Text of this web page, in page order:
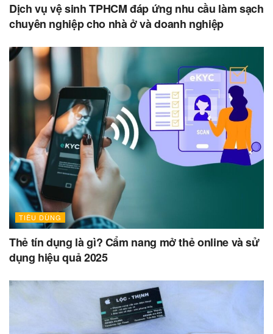
Dịch vụ vệ sinh TPHCM đáp ứng nhu cầu làm sạch
chuyên nghiệp cho nhà ở và doanh nghiệp
TIÊU DÙNG
Thẻ tín dụng là gì? Cẩm nang mở thẻ online và sử
dụng hiệu quả 2025